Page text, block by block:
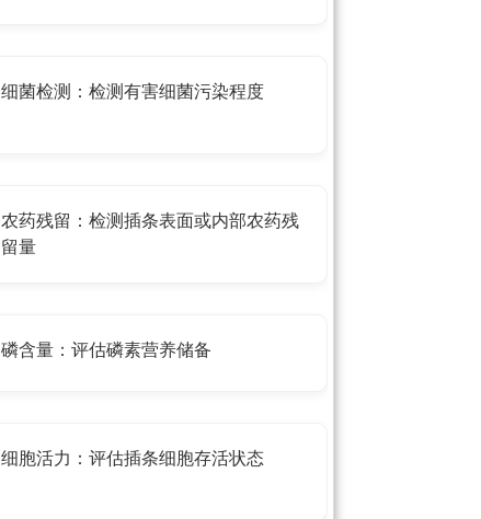
细菌检测：检测有害细菌污染程度
农药残留：检测插条表面或内部农药残
留量
磷含量：评估磷素营养储备
细胞活力：评估插条细胞存活状态